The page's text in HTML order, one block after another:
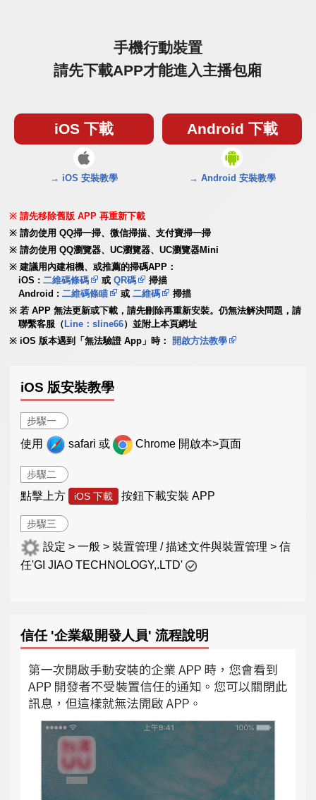
手機行動裝置
請先下載APP才能進入主播包廂
iOS 下載
→ iOS 安裝教學
Android 下載
→ Android 安裝教學
請先移除舊版 APP 再重新下載
請勿使用 QQ掃一掃、微信掃描、支付寶掃一掃
請勿使用 QQ瀏覽器、UC瀏覽器、UC瀏覽器Mini
建議用內建相機、或推薦的掃碼APP：
iOS :二維碼條碼 或QR碼
掃描
Android :二維碼條瞄 或二維碼
掃描
若 APP 無法更新或下載，請先刪除再重新安裝。仍無法解決問題，請
聯繫客服（ Line：sline66）並附上本頁網址
iOS 版本遇到「無法驗證 App」時：
開啟方法教學
iOS 版安裝教學
步驟一
使用 safari 或 Chrome 開啟本>頁面
步驟二
點擊上方 iOS 下載 按鈕下載安裝 APP
步驟三
設定 > 一般 > 裝置管理 / 描述文件與裝置管理 > 信
任'GI JIAO TECHNOLOGY,.LTD'
信任 '企業級開發人員' 流程說明